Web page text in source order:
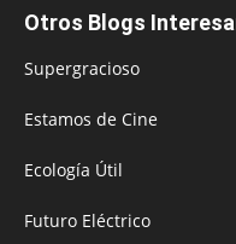
Otros Blogs
Supergracioso
Estamos de Cine
Ecología Útil
Futuro Eléctrico